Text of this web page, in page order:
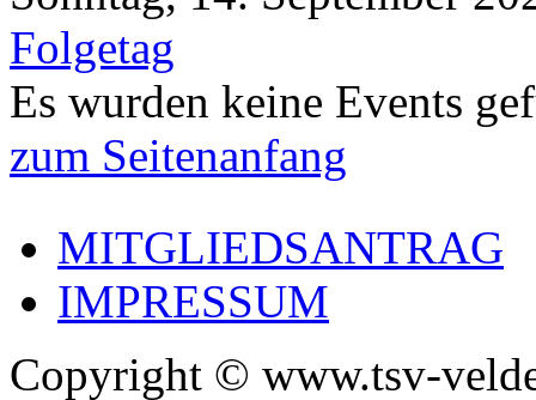
Folgetag
Es wurden keine Events
zum Seitenanfang
MITGLIEDSANTRAG
IMPRESSUM
Copyright © www.tsv-